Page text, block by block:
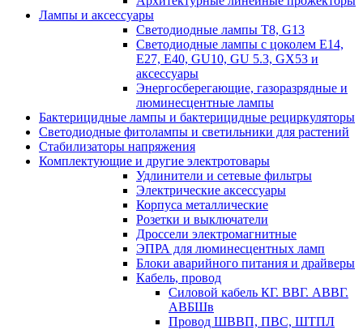
Лампы и аксессуары
Светодиодные лампы Т8, G13
Светодиодные лампы с цоколем Е14,
Е27, E40, GU10, GU 5.3, GX53 и
аксессуары
Энергосберегающие, газоразрядные и
люминесцентные лампы
Бактерицидные лампы и бактерицидные рециркуляторы
Светодиодные фитолампы и светильники для растений
Стабилизаторы напряжения
Комплектующие и другие электротовары
Удлинители и сетевые фильтры
Электрические аксессуары
Корпуса металлические
Розетки и выключатели
Дроссели электромагнитные
ЭПРА для люминесцентных ламп
Блоки аварийного питания и драйверы
Кабель, провод
Силовой кабель КГ. ВВГ. АВВГ.
АВБШв
Провод ШВВП, ПВС, ШТПЛ